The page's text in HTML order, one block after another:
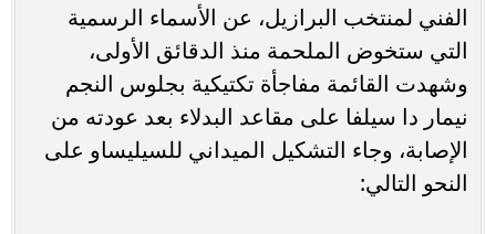
الفني لمنتخب البرازيل، عن الأسماء الرسمية
التي ستخوض الملحمة منذ الدقائق الأولى،
وشهدت القائمة مفاجأة تكتيكية بجلوس النجم
نيمار دا سيلفا على مقاعد البدلاء بعد عودته من
الإصابة، وجاء التشكيل الميداني للسيليساو على
النحو التالي: